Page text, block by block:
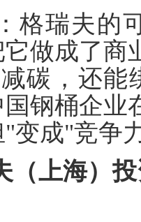
格瑞夫的
做成了商
碳，还
钢桶企业
变成"竞争
（上海）